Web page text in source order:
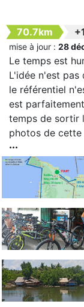
70.7km
mise à jour : 28
Le temps est
L'idée n'est pas
le référentiel
est
temps de sortir
photos de cette